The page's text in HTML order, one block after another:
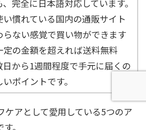
、完全に日本語対応しています。
い慣れている国内の通販サイト
らない感覚で買い物ができます
定の金額を超えれば送料無料
日から1週間程度で手元に届くの
ポイントです。
ケアとして愛用している5つのア
。